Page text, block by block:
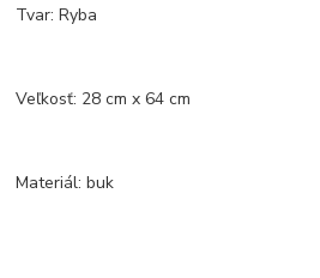
Tvar: Ryba
Veľkosť: 28 cm x 64 cm
Materiál: buk